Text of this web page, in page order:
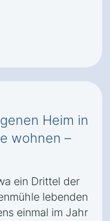
Heim in
wohnen –
ein Drittel der
lebenden
einmal im Jahr